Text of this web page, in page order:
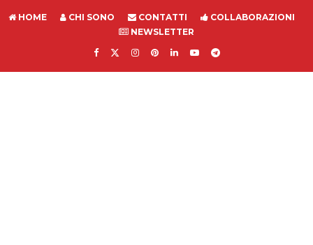
HOME CHI SONO CONTATTI
COLLABORAZIONI
NEWSLETTER